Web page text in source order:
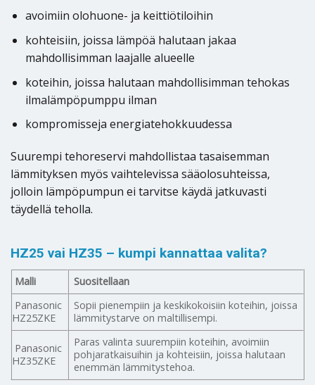
avoimiin olohuone- ja keittiötiloihin
kohteisiin, joissa lämpöä halutaan jakaa
mahdollisimman laajalle alueelle
koteihin, joissa halutaan mahdollisimman tehokas
ilmalämpöpumppu ilman
kompromisseja energiatehokkuudessa
Suurempi tehoreservi mahdollistaa tasaisemman
lämmityksen myös vaihtelevissa sääolosuhteissa,
jolloin lämpöpumpun ei tarvitse käydä jatkuvasti
täydellä teholla.
HZ25 vai HZ35 – kumpi kannattaa valita?
Malli
Suositellaan
Panasonic
HZ25ZKE
Sopii pienempiin ja keskikokoisiin koteihin, joissa
lämmitystarve on maltillisempi.
Panasonic
HZ35ZKE
Paras valinta suurempiin koteihin, avoimiin
pohjaratkaisuihin ja kohteisiin, joissa halutaan
enemmän lämmitystehoa.